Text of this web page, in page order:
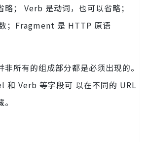
略； Verb 是动词，也可以省略；
；Fragment 是 HTTP 原语
所有的组成部分都是必须出现的。
和 Verb 等字段可 以在不同的 URL